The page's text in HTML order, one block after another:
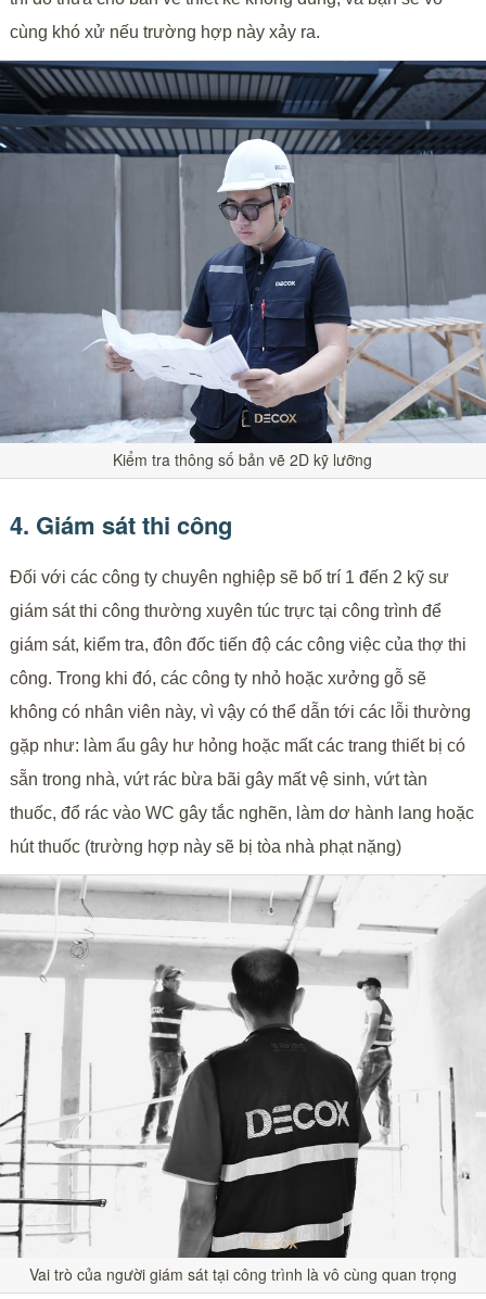
cùng khó xử nếu trường hợp này xảy ra.
Kiểm tra thông số bản vẽ 2D kỹ lưỡng
4. Giám sát thi công
Đối với các công ty chuyên nghiệp sẽ bố trí 1 đến 2 kỹ sư
giám sát thi công thường xuyên túc trực tại công trình để
giám sát, kiểm tra, đôn đốc tiến độ các công việc của thợ thi
công. Trong khi đó, các công ty nhỏ hoặc xưởng gỗ sẽ
không có nhân viên này, vì vậy có thể dẫn tới các lỗi thường
gặp như: làm ẩu gây hư hỏng hoặc mất các trang thiết bị có
sẵn trong nhà, vứt rác bừa bãi gây mất vệ sinh, vứt tàn
thuốc, đổ rác vào WC gây tắc nghẽn, làm dơ hành lang hoặc
hút thuốc (trường hợp này sẽ bị tòa nhà phạt nặng)
Vai trò của người giám sát tại công trình là vô cùng quan trọng